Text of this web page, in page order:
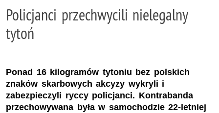
Policjanci przechwycili nielegalny
tytoń
Ponad 16 kilogramów tytoniu bez polskich
znaków skarbowych akcyzy wykryli i
zabezpieczyli ryccy policjanci. Kontrabanda
przechowywana była w samochodzie 22-letniej